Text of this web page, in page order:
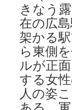
きなう
在の広
架かる
ら東側
ルが正
する女
人の姿